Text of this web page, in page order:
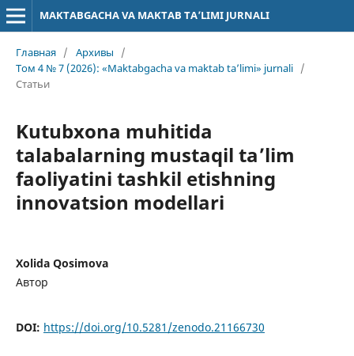
MAKTABGACHA VA MAKTAB TA’LIMI JURNALI
Главная / Архивы
/
Том 4 № 7 (2026): «Maktabgacha va maktab ta’limi» jurnali /
Статьи
Kutubxona muhitida
talabalarning mustaqil ta’lim
faoliyatini tashkil etishning
innovatsion modellari
Xolida Qosimova
Автор
DOI: https://doi.org/10.5281/zenodo.21166730